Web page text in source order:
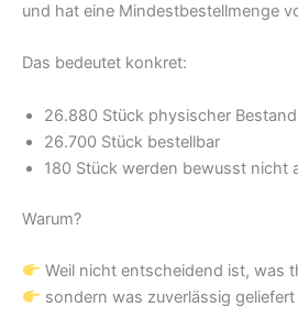
und hat eine Mindestbestellmenge
Das bedeutet konkret:
26.880 Stück physischer Bestand
26.700 Stück bestellbar
180 Stück werden bewusst nicht
Warum?
Weil nicht entscheidend ist, was
sondern was zuverlässig